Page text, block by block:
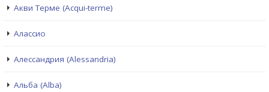
Акви Терме (Acqui-terme)
Алассио
Алессандрия (Alessandria)
Альба (Alba)